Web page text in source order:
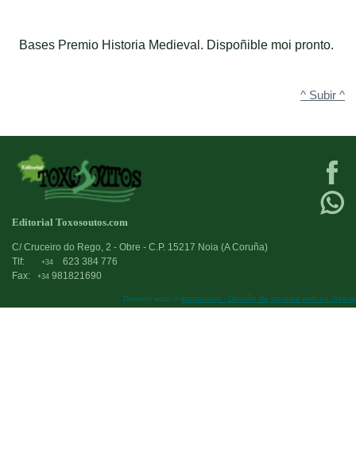
Bases Premio Historia Medieval. Dispoñible moi pronto.
^ Subir ^
Editorial Toxosoutos.com
C/ Cruceiro do Rego, 2 - Obre - C.P. 15217 Noia (A Coruña)
Tlf:
+34
623 384 776
Fax:
+34 981821690
Deseño web:-> kantaronet - Deseño de páxinas web en Galicia